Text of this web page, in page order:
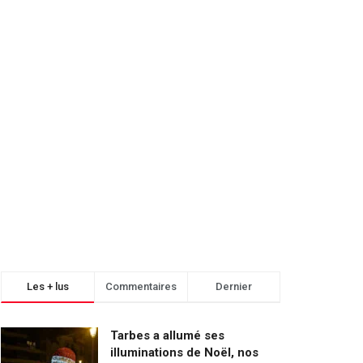
Les + lus Commentaires Dernier
Tarbes a allumé ses
illuminations de Noël, nos